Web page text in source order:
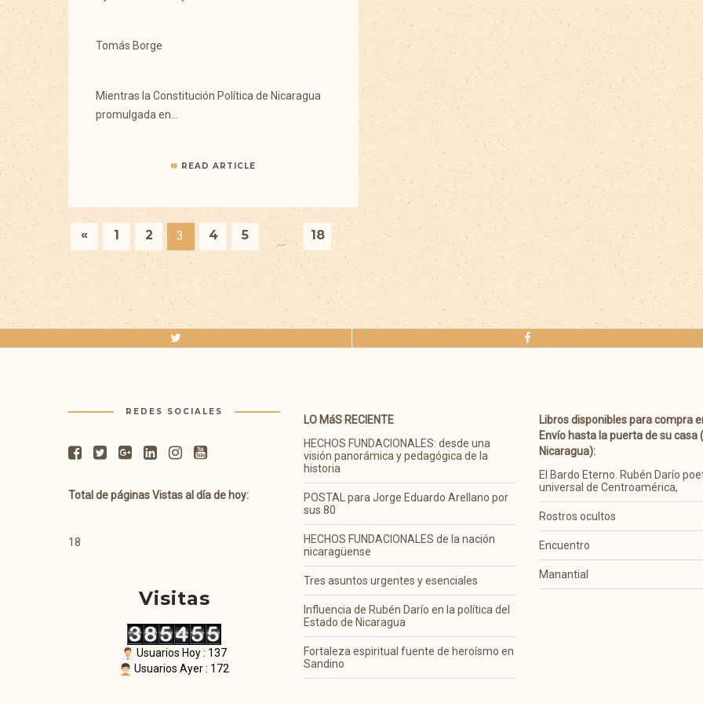
Tomás Borge
Mientras la Constitución Política de Nicaragua
promulgada en…
READ ARTICLE
« 1 2 3 4 5 … 18
REDES SOCIALES
Total de páginas Vistas al día de hoy:
18
Visitas
Usuarios Hoy : 137
Usuarios Ayer : 172
LO MáS RECIENTE
HECHOS FUNDACIONALES: desde una
visión panorámica y pedagógica de la
historia
POSTAL para Jorge Eduardo Arellano por
sus 80
HECHOS FUNDACIONALES de la nación
nicaragüense
Tres asuntos urgentes y esenciales
Influencia de Rubén Darío en la política del
Estado de Nicaragua
Fortaleza espiritual fuente de heroísmo en
Sandino
Libros disponibles para compra
Envío hasta la puerta de su casa
Nicaragua):
El Bardo Eterno. Rubén Darío
universal de Centroamérica,
Rostros ocultos
Encuentro
Manantial